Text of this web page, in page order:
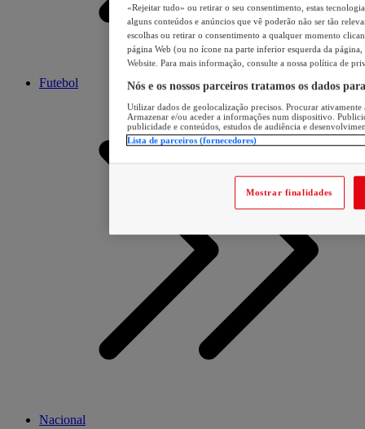
Futebol
Nacional
«Rejeitar tudo» ou retirar o seu consentimento, estas
alguns conteúdos e anúncios que vê poderão não ser tão
escolhas ou retirar o consentimento a qualquer momento
página Web (ou no ícone na parte inferior esquerda da página,
Website. Para mais informação, consulte a nossa política de
Nós e os nossos parceiros tratamos os dados
Utilizar dados de geolocalização precisos. Procurar
Armazenar e/ou aceder a informações num dispositivo.
publicidade e conteúdos, estudos de audiência e
Lista de parceiros (fornecedores)
Mostrar finalidades